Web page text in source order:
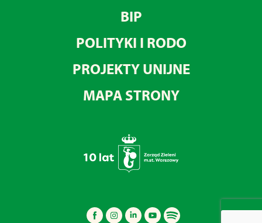
BIP
POLITYKI I RODO
PROJEKTY UNIJNE
MAPA STRONY